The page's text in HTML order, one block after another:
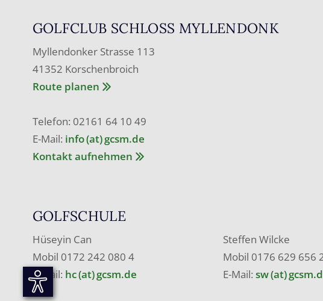
GOLFCLUB SCHLOSS MYLLENDONK
Myllendonker Strasse 113
41352 Korschenbroich
Route planen
Telefon: 02161 64 10 49
E-Mail: info (at) gcsm.de
Kontakt aufnehmen
GOLFSCHULE
Hüseyin Can
Mobil 0172 242 080 4
E-Mail: hc (at) gcsm.de
Steffen Wilcke
Mobil 0176 629 656
E-Mail:sw (at)